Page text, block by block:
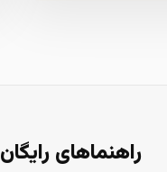
راهنماهای رایگان